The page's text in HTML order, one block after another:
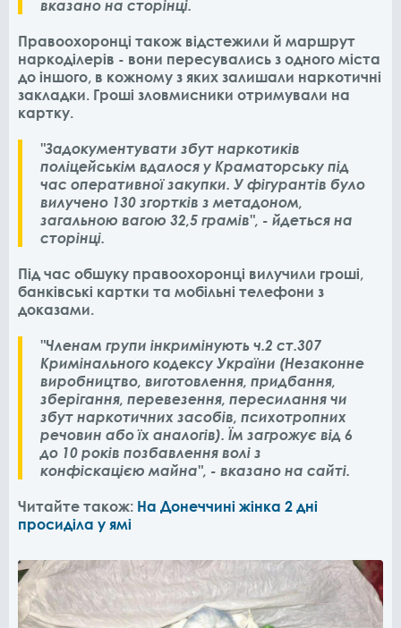
вказано на сторінці.
Правоохоронці також відстежили й маршрут
наркоділерів - вони пересувались з одного міста
до іншого, в кожному з яких залишали наркотичні
закладки. Гроші зловмисники отримували на
картку.
"Задокументувати збут наркотиків
поліцейськім вдалося у Краматорську під
час оперативної закупки. У фігурантів було
вилучено 130 згортків з метадоном,
загальною вагою 32,5 грамів", - йдеться на
сторінці.
Під час обшуку правоохоронці вилучили гроші,
банківські картки та мобільні телефони з
доказами.
"Членам групи інкримінують ч.2 ст.307
Кримінального кодексу України (Незаконне
виробництво, виготовлення, придбання,
зберігання, перевезення, пересилання чи
збут наркотичних засобів, психотропних
речовин або їх аналогів). Їм загрожує від 6
до 10 років позбавлення волі з
конфіскацією майна", - вказано на сайті.
Читайте також: На Донеччині жінка 2 дні
просиділа у ямі